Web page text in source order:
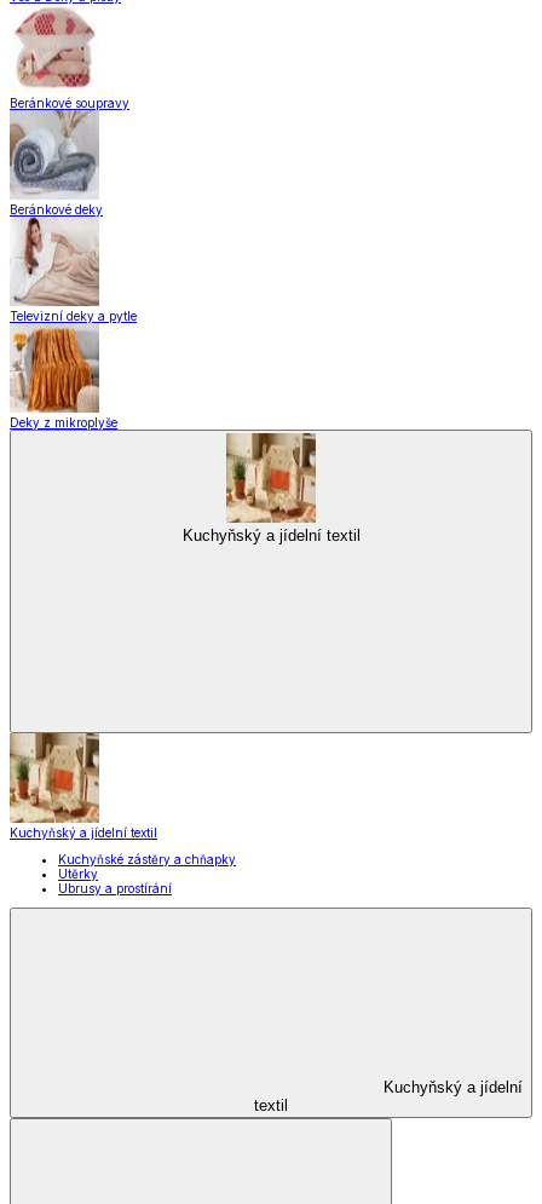
Beránkové soupravy
Beránkové deky
Televizní deky a pytle
Deky z mikroplyše
Kuchyňský a jídelní textil
Kuchyňský a jídelní textil
Kuchyňské zástěry a chňapky
Utěrky
Ubrusy a prostírání
Kuchyňský a jídelní
textil